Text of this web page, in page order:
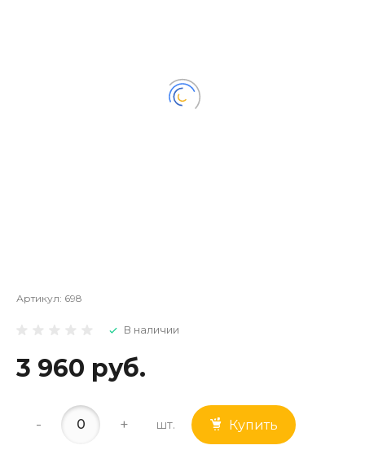
Артикул: 698
В наличии
3 960 руб.
- + шт. Купить